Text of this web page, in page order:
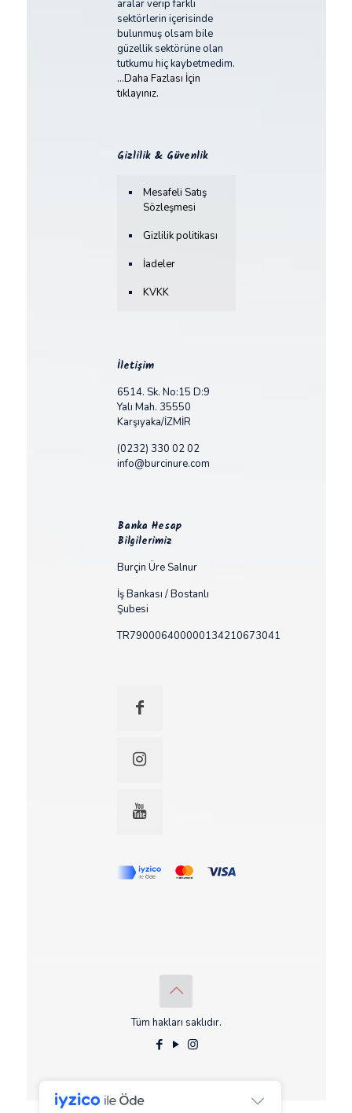
aralar verip farklı
sektörlerin içerisinde
bulunmuş olsam bile
güzellik sektörüne olan
tutkumu hiç kaybetmedim.
...Daha Fazlası İçin
tıklayınız.
Gizlilik & Güvenlik
Mesafeli Satış
Sözleşmesi
Gizlilik politikası
İadeler
KVKK
İletişim
6514. Sk. No:15 D:9
Yalı Mah. 35550
Karşıyaka/İZMİR
(0232) 330 02 02
info@burcinure.com
Banka Hesap
Bilgilerimiz
Burçin Üre Salnur
İş Bankası / Bostanlı
Şubesi
TR790006400000134210673041
Tüm hakları saklıdır.